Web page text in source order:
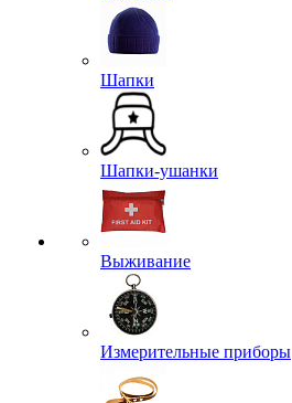
Шапки
Шапки-ушанки
Выживание
Измерительные приборы